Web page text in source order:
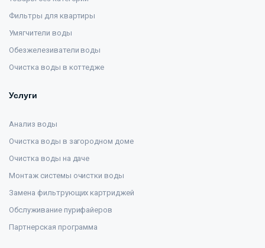
Фильтры для квартиры
Умягчители воды
Обезжелезиватели воды
Очистка воды в коттедже
Услуги
Анализ воды
Очистка воды в загородном доме
Очистка воды на даче
Монтаж системы очистки воды
Замена фильтрующих картриджей
Обслуживание пурифайеров
Партнерская программа